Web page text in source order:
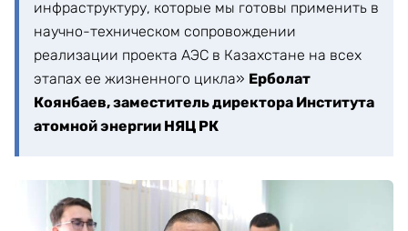
инфраструктуру, которые мы готовы применить в
научно-техническом сопровождении
реализации проекта АЭС в Казахстане на всех
этапах ее жизненного цикла» Ерболат
Коянбаев, заместитель директора Института
атомной энергии НЯЦ РК